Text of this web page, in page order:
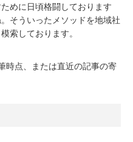
めに日頃格闘しております
そういったメソッドを地域社
索しております。
時点、または直近の記事の寄